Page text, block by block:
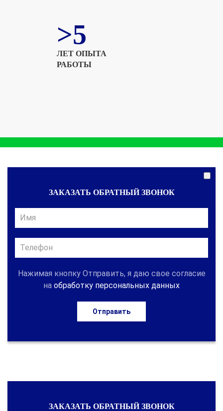
>5
ЛЕТ ОПЫТА
РАБОТЫ
ЗАКАЗАТЬ ОБРАТНЫЙ ЗВОНОК
Нажимая кнопку Отправить, я даю свое согласие
на обработку персональных данных
Отправить
ЗАКАЗАТЬ ОБРАТНЫЙ ЗВОНОК